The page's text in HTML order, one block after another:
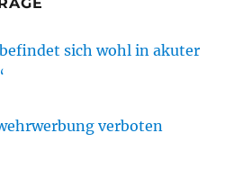
sich wohl in akuter
verboten